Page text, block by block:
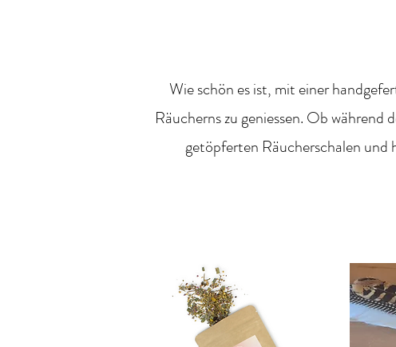
Wie schön es ist, mit einer
Räucherns zu geniessen. Ob
getöpferten Räucherschalen und